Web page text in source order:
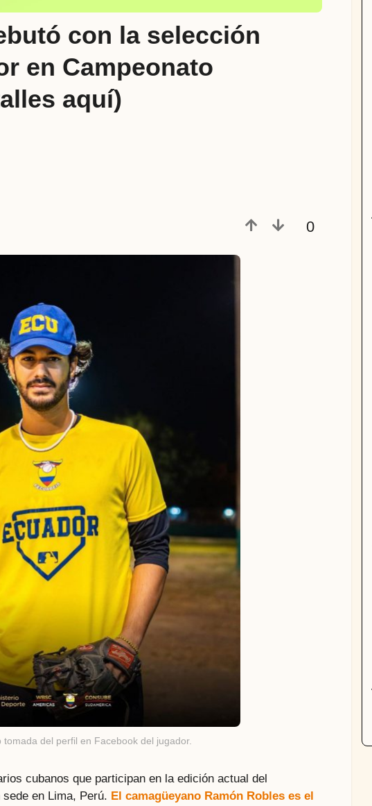
con la selección
en Campeonato
aquí)
0
tomada del perfil en Facebook del jugador.
cubanos que participan en la edición actual del
en Lima, Perú. El camagüeyano Ramón Robles es el